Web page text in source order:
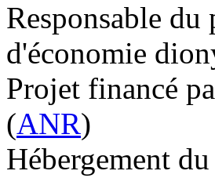
Responsable
d'économie
Projet financé
(ANR)
Hébergement